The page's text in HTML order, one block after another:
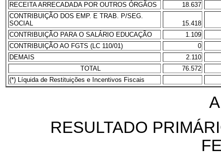
RECEITA ARRECADADA POR OUTROS ÓRGÃOS
18.637
CONTRIBUIÇÃO DOS EMP. E TRAB. P/SEG.
SOCIAL
15.418
CONTRIBUIÇÃO PARA O SALÁRIO EDUCAÇÃO
1.109
CONTRIBUIÇÃO AO FGTS (LC 110/01)
0
DEMAIS
2.110
TOTAL
76.572
(*) Líquida de Restituições e Incentivos Fiscais
RESULTADO